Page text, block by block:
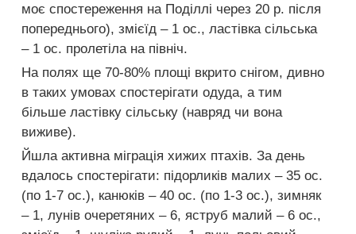
моє спостереження на Поділлі через 20 р. після
попереднього), змієїд – 1 ос., ластівка сільська
– 1 ос. пролетіла на північ.
На полях ще 70-80% площі вкрито снігом, дивно
в таких умовах спостерігати одуда, а тим
більше ластівку сільську (навряд чи вона
виживе).
Йшла активна міграція хижих птахів. За день
вдалось спостерігати: підорликів малих – 35 ос.
(по 1-7 ос.), канюків – 40 ос. (по 1-3 ос.), зимняк
– 1, лунів очеретяних – 6, яструб малий – 6 ос.,